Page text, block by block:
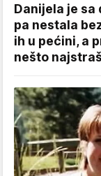
Danijela je
pa nestala
ih u pećini, a
nešto